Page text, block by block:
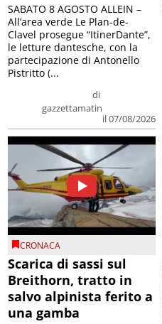
di
gazzettamatin
il 07/08/2026
SABATO 8 AGOSTO ALLEIN –
All’area verde Le Plan-de-
Clavel prosegue “ItinerDante”,
le letture dantesche, con la
partecipazione di Antonello
Pistritto (...
CRONACA
Scarica di sassi sul
Breithorn, tratto in
salvo alpinista ferito a
una gamba